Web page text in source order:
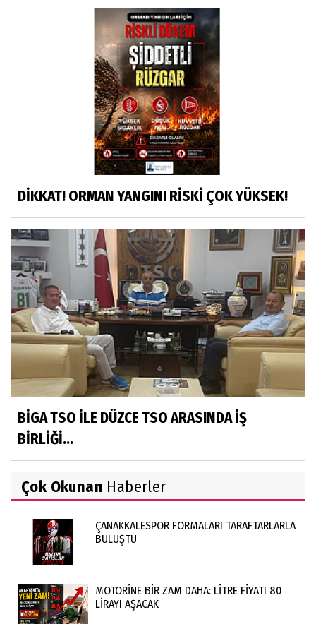
DİKKAT! ORMAN YANGINI RİSKİ ÇOK YÜKSEK!
BİGA TSO İLE DÜZCE TSO ARASINDA İŞ
BİRLİĞİ...
Çok Okunan Haberler
ÇANAKKALESPOR FORMALARI TARAFTARLARLA
BULUŞTU
MOTORİNE BİR ZAM DAHA: LİTRE FİYATI 80
LİRAYI AŞACAK